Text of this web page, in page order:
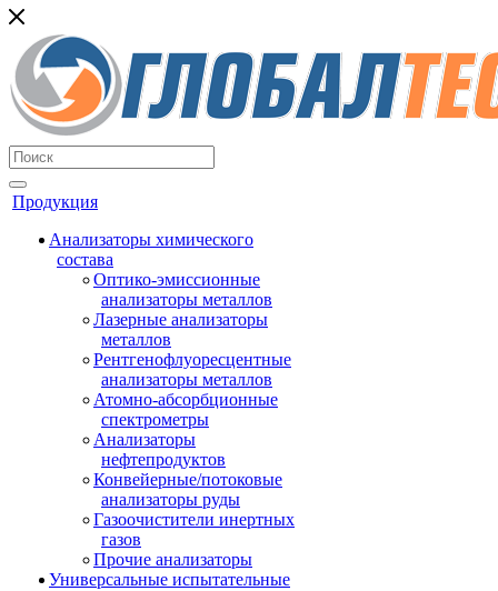
Продукция
Анализаторы химического
состава
Оптико-эмиссионные
анализаторы металлов
Лазерные анализаторы
металлов
Рентгенофлуоресцентные
анализаторы металлов
Атомно-абсорбционные
спектрометры
Анализаторы
нефтепродуктов
Конвейерные/потоковые
анализаторы руды
Газоочистители инертных
газов
Прочие анализаторы
Универсальные испытательные